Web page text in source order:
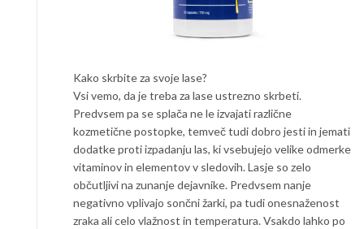
Kako skrbite za svoje lase?
Vsi vemo, da je treba za lase ustrezno skrbeti.
Predvsem pa se splača ne le izvajati različne
kozmetične postopke, temveč tudi dobro jesti in jemati
dodatke proti izpadanju las, ki vsebujejo velike odmerke
vitaminov in elementov v sledovih. Lasje so zelo
občutljivi na zunanje dejavnike. Predvsem nanje
negativno vplivajo sončni žarki, pa tudi onesnaženost
zraka ali celo vlažnost in temperatura. Vsakdo lahko po